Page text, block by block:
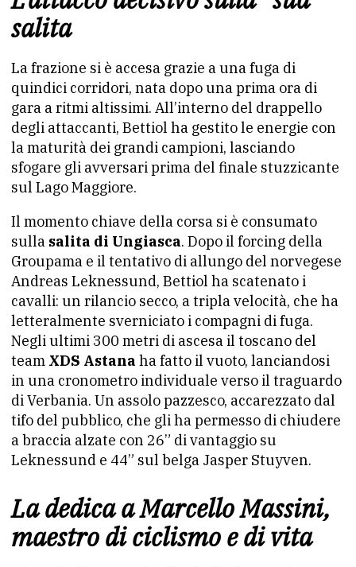
salita
La frazione si è accesa grazie a una fuga di
quindici corridori, nata dopo una prima ora di
gara a ritmi altissimi. All’interno del drappello
degli attaccanti, Bettiol ha gestito le energie con
la maturità dei grandi campioni, lasciando
sfogare gli avversari prima del finale stuzzicante
sul Lago Maggiore.
Il momento chiave della corsa si è consumato
sulla salita di Ungiasca. Dopo il forcing della
Groupama e il tentativo di allungo del norvegese
Andreas Leknessund, Bettiol ha scatenato i
cavalli: un rilancio secco, a tripla velocità, che ha
letteralmente sverniciato i compagni di fuga.
Negli ultimi 300 metri di ascesa il toscano del
team XDS Astana ha fatto il vuoto, lanciandosi
in una cronometro individuale verso il traguardo
di Verbania. Un assolo pazzesco, accarezzato dal
tifo del pubblico, che gli ha permesso di chiudere
a braccia alzate con 26” di vantaggio su
Leknessund e 44” sul belga Jasper Stuyven.
La dedica a Marcello Massini,
maestro di ciclismo e di vita